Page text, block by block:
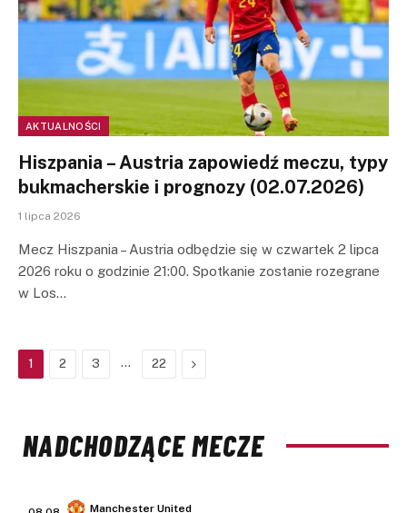
AKTUALNOŚCI
Hiszpania – Austria zapowiedź meczu, typy
bukmacherskie i prognozy (02.07.2026)
1 lipca 2026
Mecz Hiszpania – Austria odbędzie się w czwartek 2 lipca
2026 roku o godzinie 21:00. Spotkanie zostanie rozegrane
w Los…
1 2 3 … 22 Next
NADCHODZĄCE MECZE
Manchester United